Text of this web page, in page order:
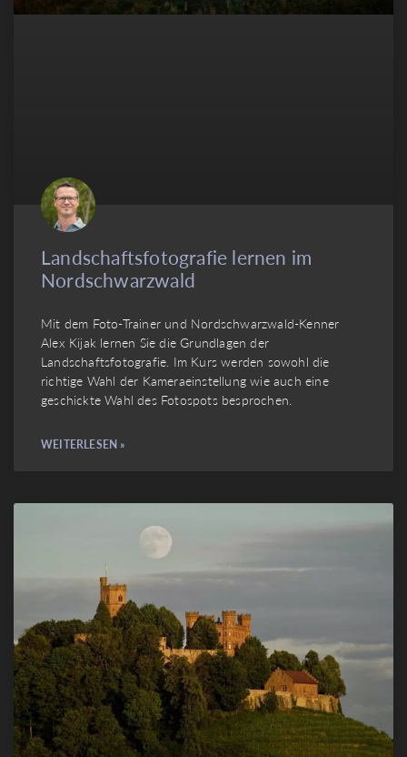
Landschaftsfotografie lernen im
Nordschwarzwald
Mit dem Foto-Trainer und Nordschwarzwald-Kenner
Alex Kijak lernen Sie die Grundlagen der
Landschaftsfotografie. Im Kurs werden sowohl die
richtige Wahl der Kameraeinstellung wie auch eine
geschickte Wahl des Fotospots besprochen.
WEITERLESEN »